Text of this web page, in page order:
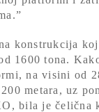
konstrukcija
1600 tona.
na visini od
metara, uz
bila je čelična